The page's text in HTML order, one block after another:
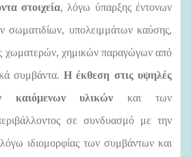
στοιχεία, λόγω ύπαρξης έντονων
σωματιδίων, υπολειμμάτων καύσης,
χωματερών, χημικών παραγώγων από
συμβάντα.Η έκθεση στις υψηλές
καιόμενων υλικών και των
σε συνδυασμό με την
ιδιομορφίας των συμβάντων και